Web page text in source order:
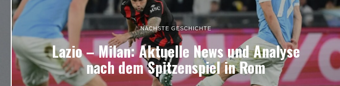
NÄCHSTE GESCHICHTE
Lazio – Milan: Aktuelle News und Analyse
nach dem Spitzenspiel in Rom